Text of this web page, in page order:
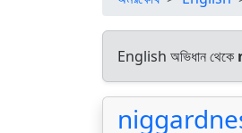
English অভিধান থেকে